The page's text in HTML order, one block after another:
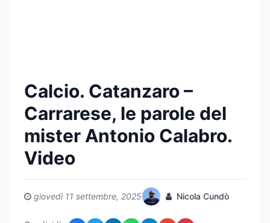
Calcio. Catanzaro –
Carrarese, le parole del
mister Antonio Calabro.
Video
giovedì 11 settembre, 2025 Nicola Cundò